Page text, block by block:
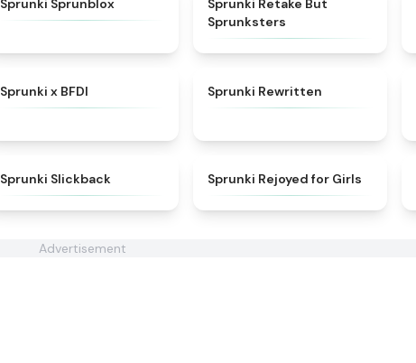
Sprunki Sprunblox
Sprunki Retake But
Sprunksters
Sprunki x BFDI Sprunki Rewritten
Sprunki Slickback ★
Sprunki Rejoyed for Girls
Advertisement